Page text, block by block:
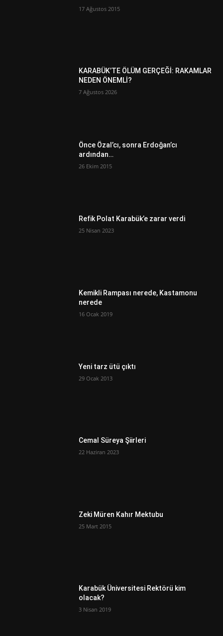
17 Ağustos 2015
KARABÜK’TE ÖLÜM GERÇEĞİ: RAKAMLAR
NEDEN ÖNEMLİ?
7 Ağustos 2026
Önce Özal’cı, sonra Erdoğan’cı
ardından…
26 Ekim 2015
Refik Polat Karabük’e zarar verdi
25 Nisan 2023
Kemikli Rampası nerede, Kastamonu
nerede
16 Ocak 2019
Yeni tarz ütü çıktı
29 Ocak 2013
Cemal Süreya Şiirleri
22 Haziran 2023
Zeki Müren Kahır Mektubu
25 Mart 2015
Karabük Üniversitesi Rektörü kim
olacak?
3 Nisan 2019